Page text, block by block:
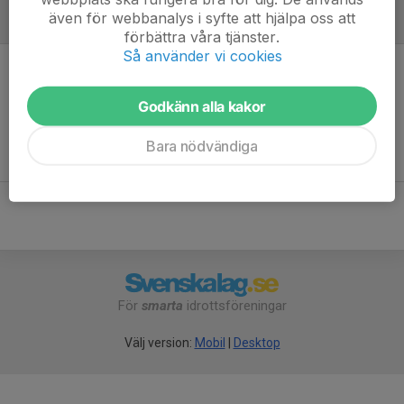
Referat
Inget referat skrivet
För smarta idrottsföreningar
Välj version: Mobil Desktop
även för webbanalys i syfte att hjälpa oss att
förbättra våra tjänster.
Så använder vi cookies
Godkänn alla kakor
Bara nödvändiga